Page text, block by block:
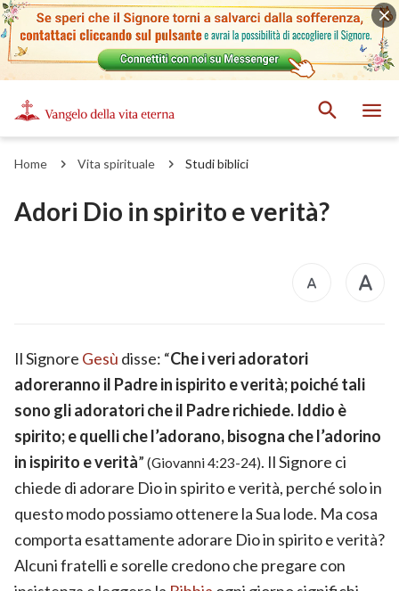
Home Vita spirituale Studi biblici
Adori Dio in spirito e verità?
Il Signore Gesù disse: “Che i veri adoratori
adoreranno il Padre in ispirito e verità; poiché tali
sono gli adoratori che il Padre richiede. Iddio è
spirito; e quelli che l’adorano, bisogna che l’adorino
in ispirito e verità” (Giovanni 4:23-24). Il Signore ci
chiede di adorare Dio in spirito e verità, perché solo in
questo modo possiamo ottenere la Sua lode. Ma cosa
comporta esattamente adorare Dio in spirito e verità?
Alcuni fratelli e sorelle credono che pregare con